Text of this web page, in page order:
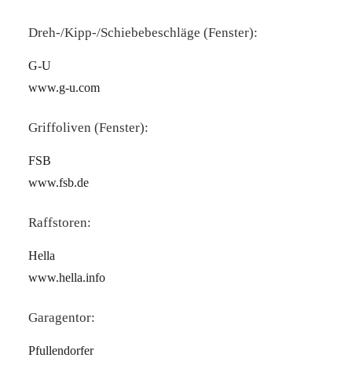
Dreh-/Kipp-/Schiebebeschläge (Fenster):
G-U
www.g-u.com
Griffoliven (Fenster):
FSB
www.fsb.de
Raffstoren:
Hella
www.hella.info
Garagentor:
Pfullendorfer